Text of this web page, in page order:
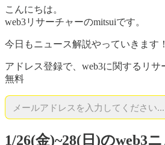
こんにちは。
web3リサーチャーのmitsuiです。
今日もニュース解説やっていきます！
アドレス登録で、web3に関するリ
無料
1/26(金)~28(日)のweb3